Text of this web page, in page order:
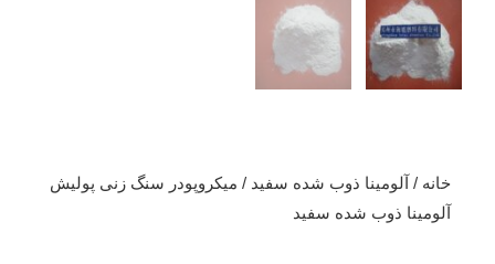
خانه / آلومینا ذوب شده سفید / میکروپودر سنگ زنی پولیش
آلومینا ذوب شده سفید